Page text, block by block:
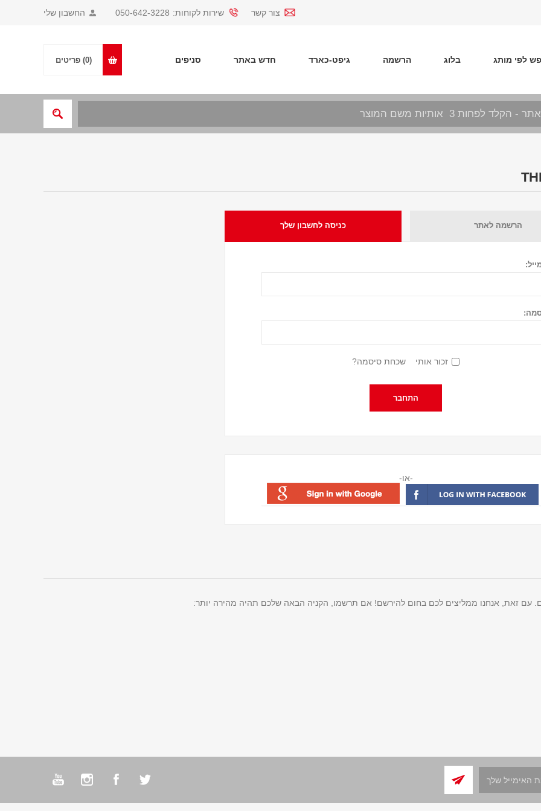
החשבון שלי צור קשר שירות לקוחות: 050-642-3228
לפי מותג בלוג הרשמה גיפט-כארד חדש באתר סניפים (0) פריטים
הרשמה לאתר כניסה לחשבון שלך
זכור אותי שכחת סיסמה?
-או-
עם זאת, אנחנו ממליצים לכם בחום להירשם! אם תרשמו, הקניה הבאה שלכם תהיה מהירה יותר: